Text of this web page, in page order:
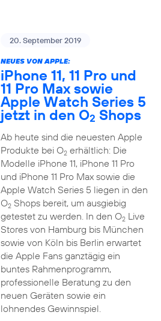
20. September 2019
NEUES VON APPLE:
iPhone 11, 11 Pro und
11 Pro Max sowie
Apple Watch Series 5
jetzt in den O2 Shops
Ab heute sind die neuesten Apple
Produkte bei O2erhältlich: Die
Modelle iPhone 11, iPhone 11 Pro
und iPhone 11 Pro Max sowie die
Apple Watch Series 5 liegen in den
O2Shops bereit, um ausgiebig
getestet zu werden. In den O2Live
Stores von Hamburg bis München
sowie von Köln bis Berlin erwartet
die Apple Fans ganztägig ein
buntes Rahmenprogramm,
professionelle Beratung zu den
neuen Geräten sowie ein
lohnendes Gewinnspiel.